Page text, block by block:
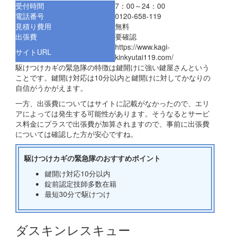
受付時間
7：00～24：00
電話番号
0120-658-119
見積り費用
無料
出張費
要確認
サイトURL
https://www.kagi-
kinkyutai119.com/
駆けつけカギの緊急隊の特徴は鍵開けに強い鍵屋さんという
ことです。鍵開け対応は10分以内と鍵開けに対してかなりの
自信がうかがえます。
一方、出張費についてはサイトに記載がなかったので、エリ
アによっては発生する可能性があります。そうなるとサービ
ス料金にプラスで出張費が加算されますので、事前に出張費
については確認した方が安心ですね。
駆けつけカギの緊急隊のおすすめポイント
鍵開け対応10分以内
錠前認定技師多数在籍
最短30分で駆けつけ
ダスキンレスキュー